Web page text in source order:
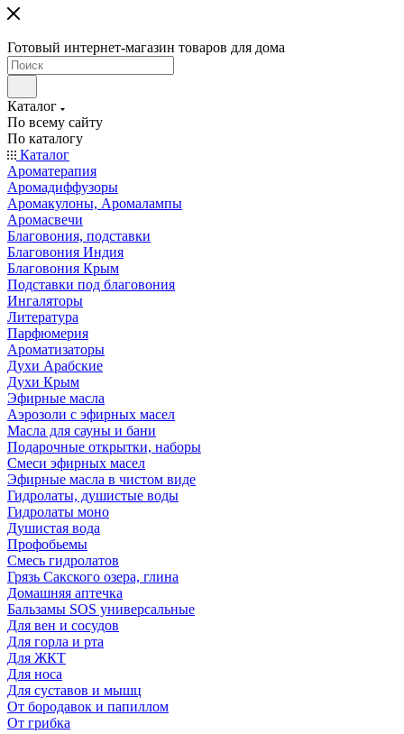
Готовый интернет-магазин товаров для дома
Каталог
По всему сайту
По каталогу
Каталог
Ароматерапия
Аромадиффузоры
Аромакулоны, Аромалампы
Аромасвечи
Благовония, подставки
Благовония Индия
Благовония Крым
Подставки под благовония
Ингаляторы
Литература
Парфюмерия
Ароматизаторы
Духи Арабские
Духи Крым
Эфирные масла
Аэрозоли с эфирных масел
Масла для сауны и бани
Подарочные открытки, наборы
Смеси эфирных масел
Эфирные масла в чистом виде
Гидролаты, душистые воды
Гидролаты моно
Душистая вода
Профобьемы
Смесь гидролатов
Грязь Сакского озера, глина
Домашняя аптечка
Бальзамы SOS универсальные
Для вен и сосудов
Для горла и рта
Для ЖКТ
Для носа
Для суставов и мышц
От бородавок и папиллом
От грибка